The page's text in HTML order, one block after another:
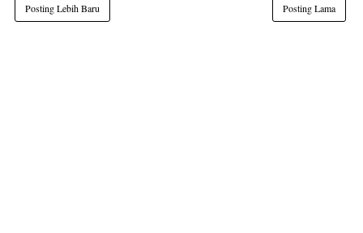
Posting Lebih Baru Posting Lama